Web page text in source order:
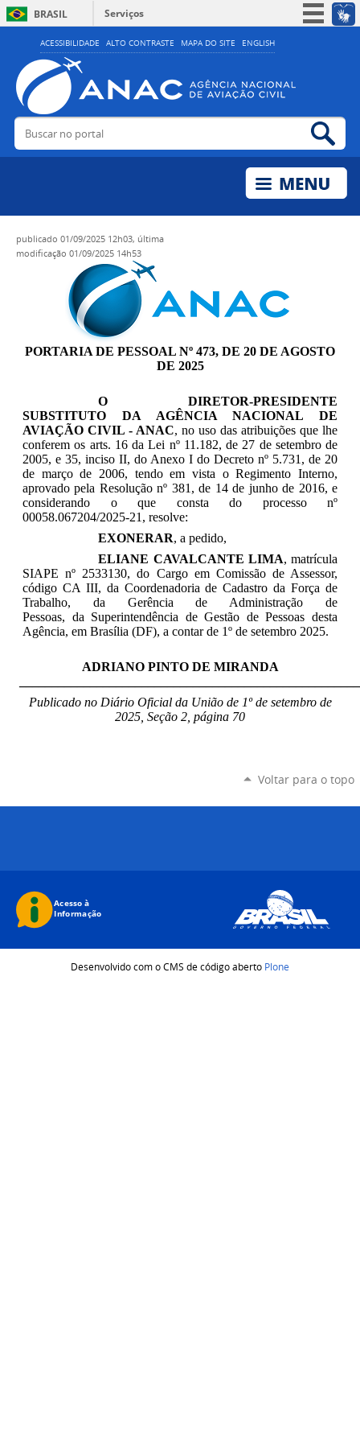
ACESSIBILIDADE ALTO CONTRASTE MAPA DO SITE ENGLISH
BRASIL
Serviços
Simplifique!
Acesso à informação
Legislação
Buscar no portal
publicado 01/09/2025 12h03, última
modificação 01/09/2025 14h53
PORTARIA DE PESSOAL Nº 473, DE 20 DE AGOSTO
DE 2025
O DIRETOR-PRESIDENTE
SUBSTITUTO DA AGÊNCIA NACIONAL DE
AVIAÇÃO CIVIL - ANAC, no uso das atribuições que lhe
conferem os arts. 16 da Lei nº 11.182, de 27 de setembro de
2005, e 35, inciso II, do Anexo I do Decreto nº 5.731, de 20
de março de 2006, tendo em vista o Regimento Interno,
aprovado pela Resolução nº 381, de 14 de junho de 2016, e
considerando o que consta do processo nº
00058.067204/2025-21, resolve:
EXONERAR, a pedido,
ELIANE CAVALCANTE LIMA, matrícula
SIAPE nº 2533130, do Cargo em Comissão de Assessor,
código CA III, da Coordenadoria de Cadastro da Força de
Trabalho, da Gerência de Administração de
Pessoas, da Superintendência de Gestão de Pessoas desta
Agência, em Brasília (DF), a contar de 1º de setembro 2025.
ADRIANO PINTO DE MIRANDA
Publicado no Diário Oficial da União de 1º de setembrode
2025, Seção 2, página 70
Voltar para o topo
Desenvolvido com o CMS de código aberto Plone